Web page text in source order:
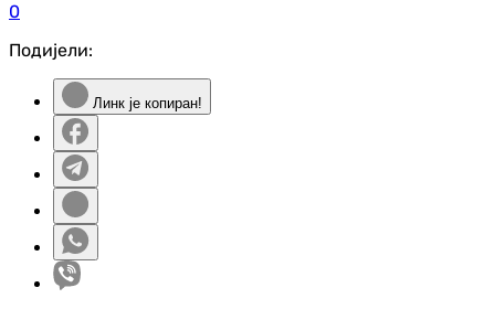
0
Подијели:
Линк је копиран!